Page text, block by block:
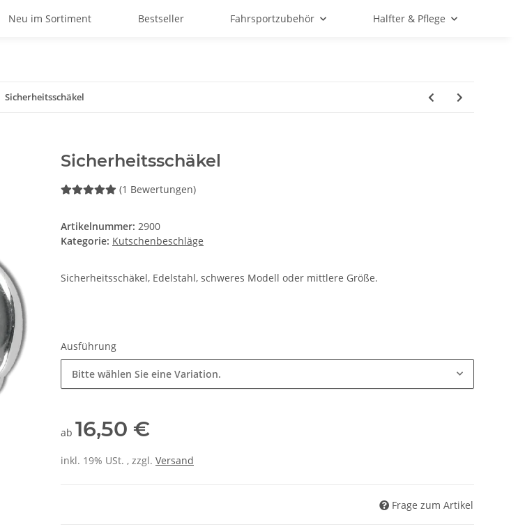
Neu im Sortiment Bestseller Fahrsportzubehör Halfter & Pflege
Sicherheitsschäkel
Sicherheitsschäkel
(1 Bewertungen)
Artikelnummer: 2900
Kategorie: Kutschenbeschläge
Sicherheitsschäkel, Edelstahl, schweres Modell oder mittlere Größe.
Ausführung
Bitte wählen Sie eine Variation.
ab 16,50 €
inkl. 19% USt. , zzgl. Versand
Frage zum Artikel